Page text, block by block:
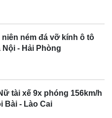
ném đá vỡ kính ô tô
- Hải Phòng
tài xế 9x phóng 156km/h
Bài - Lào Cai